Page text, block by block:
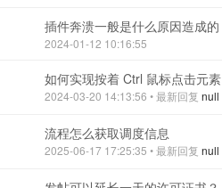
插件奔溃一般是什么原因造成的
2024-01-12 10:16:55
如何实现按着 Ctrl 鼠标点击元素
2024-03-20 14:13:56 • 最新回复 null
流程怎么获取调度信息
2025-06-17 17:25:35 • 最新回复 null